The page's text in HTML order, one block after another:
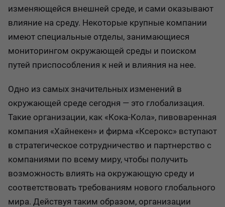
изменяющейся внешней среде, и сами оказывают
влияние на среду. Некоторые крупные компании
имеют специальные отделы, занимающиеся
мониторингом окружающей среды и поиском
путей приспособления к ней и влияния на нее.
Одно из самых значительных изменений в
окружающей среде сегодня — это глобализация.
Такие организации, как «Кока-Кола», пивоваренная
компания «Хайнекен» и фирма «Ксерокс» вступают
в стратегическое сотрудничество и партнерство с
компаниями по всему миру, чтобы получить
возможность влиять на окружающую среду и
соответствовать требованиям нового глобального
мира. Действуя таким образом, организации